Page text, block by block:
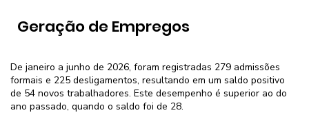
Geração de Empregos
De janeiro a junho de 2026, foram registradas 279 admissões
formais e 225 desligamentos, resultando em um saldo positivo
de 54 novos trabalhadores. Este desempenho é superior ao do
ano passado, quando o saldo foi de 28.